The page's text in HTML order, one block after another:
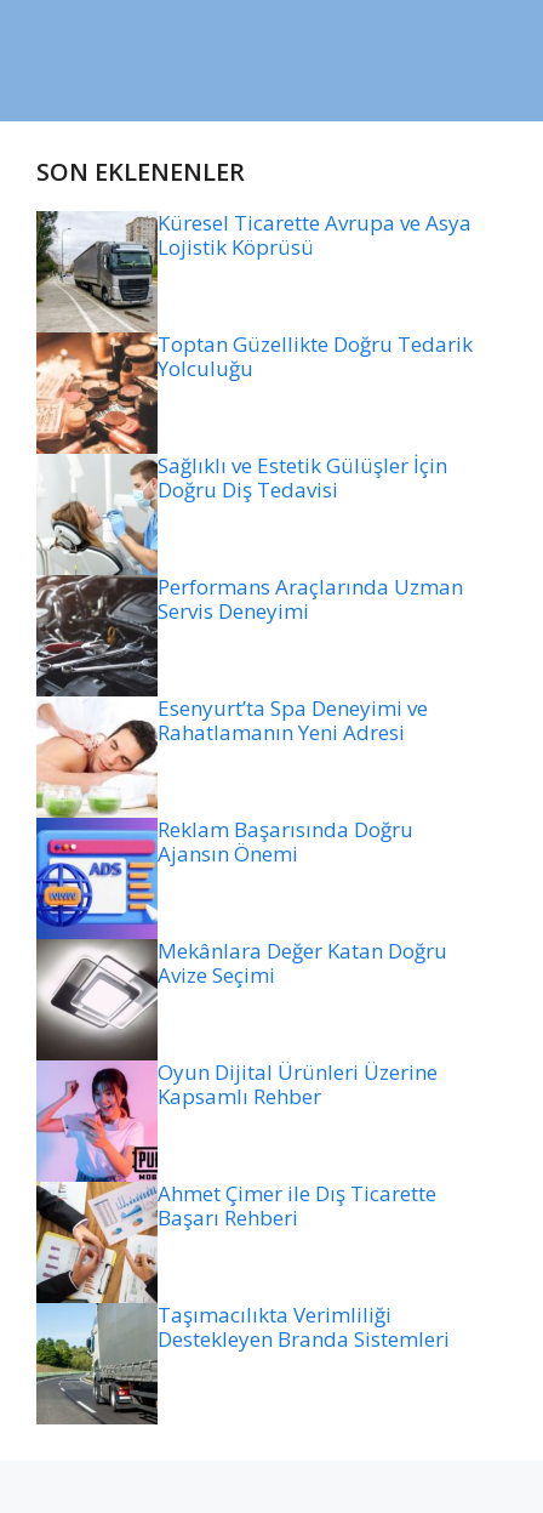
SON EKLENENLER
Küresel Ticarette Avrupa ve Asya
Lojistik Köprüsü
Toptan Güzellikte Doğru Tedarik
Yolculuğu
Sağlıklı ve Estetik Gülüşler İçin
Doğru Diş Tedavisi
Performans Araçlarında Uzman
Servis Deneyimi
Esenyurt’ta Spa Deneyimi ve
Rahatlamanın Yeni Adresi
Reklam Başarısında Doğru
Ajansın Önemi
Mekânlara Değer Katan Doğru
Avize Seçimi
Oyun Dijital Ürünleri Üzerine
Kapsamlı Rehber
Ahmet Çimer ile Dış Ticarette
Başarı Rehberi
Taşımacılıkta Verimliliği
Destekleyen Branda Sistemleri